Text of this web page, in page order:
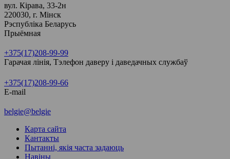
вул. Кірава, 33-2н
220030, г. Мінск
Рэспубліка Беларусь
Прыёмная
+375(17)208-99-99
Гарачая лінія, Тэлефон даверу і даведачных службаў
+375(17)208-99-66
E-mail
belgie@belgie
Карта сайта
Кантакты
Пытанні, якія часта задаюць
Навіны